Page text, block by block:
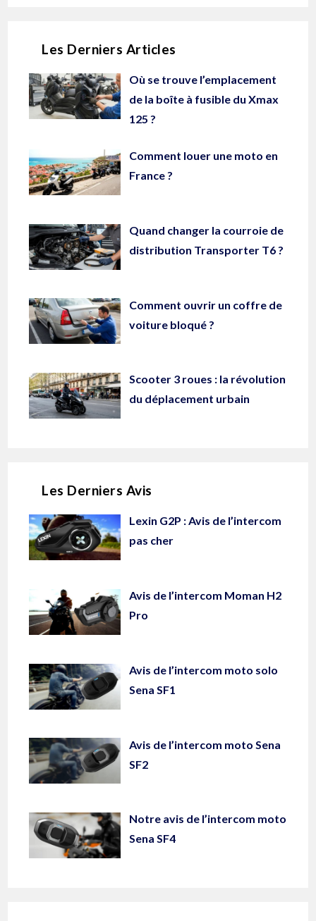
Les Derniers Articles
Où se trouve l’emplacement
de la boîte à fusible du Xmax
125 ?
Comment louer une moto en
France ?
Quand changer la courroie de
distribution Transporter T6 ?
Comment ouvrir un coffre de
voiture bloqué ?
Scooter 3 roues : la révolution
du déplacement urbain
Les Derniers Avis
Lexin G2P : Avis de l’intercom
pas cher
Avis de l’intercom Moman H2
Pro
Avis de l’intercom moto solo
Sena SF1
Avis de l’intercom moto Sena
SF2
Notre avis de l’intercom moto
Sena SF4